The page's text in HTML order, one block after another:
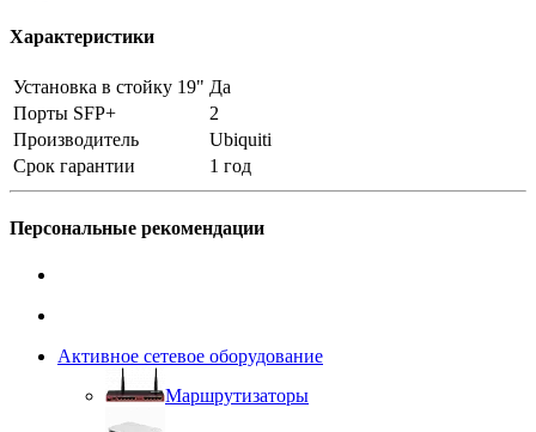
Характеристики
Установка в стойку 19" Да
Порты SFP+
2
Производитель
Ubiquiti
Срок гарантии
1 год
Персональные рекомендации
Активное сетевое оборудование
Маршрутизаторы